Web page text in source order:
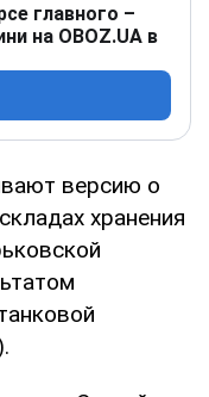
главного –
на OBOZ.UA в
версию о
хранения